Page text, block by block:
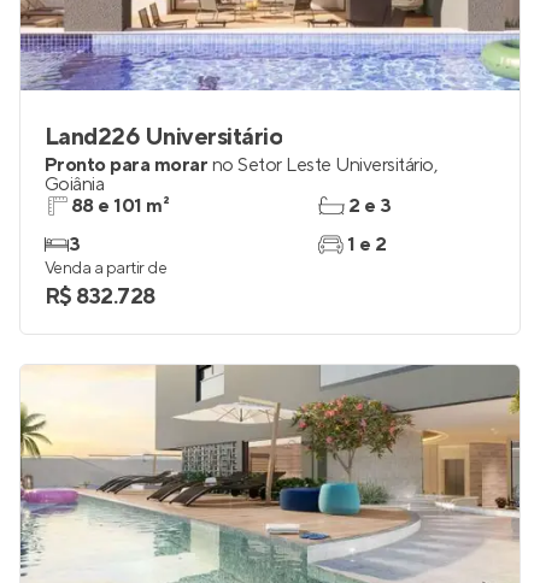
Land226 Universitário
Pronto para morar no Setor Leste Universitário,
Goiânia
88 e 101 m²
3
2 e 3
1 e 2
Venda a partir de
R$ 832.728